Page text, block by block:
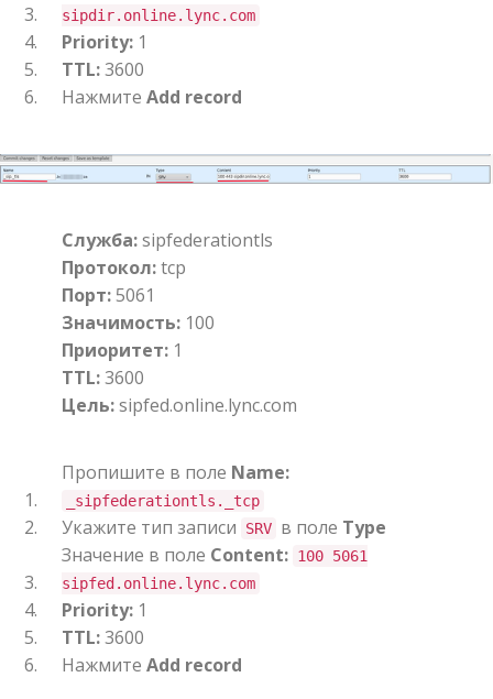
sipdir.online.lync.com
Priority: 1
TTL:3600
Нажмите Add record
Служба:sipfederationtls
Протокол:tcp
Порт:5061
Значимость: 100
Приоритет: 1
TTL:3600
Цель:sipfed.online.lync.com
Пропишите в поле Name:
_sipfederationtls._tcp
Укажите тип записи SRV в поле Type
Значение в поле Content: 100 5061
sipfed.online.lync.com
Priority: 1
TTL:3600
Нажмите Add record